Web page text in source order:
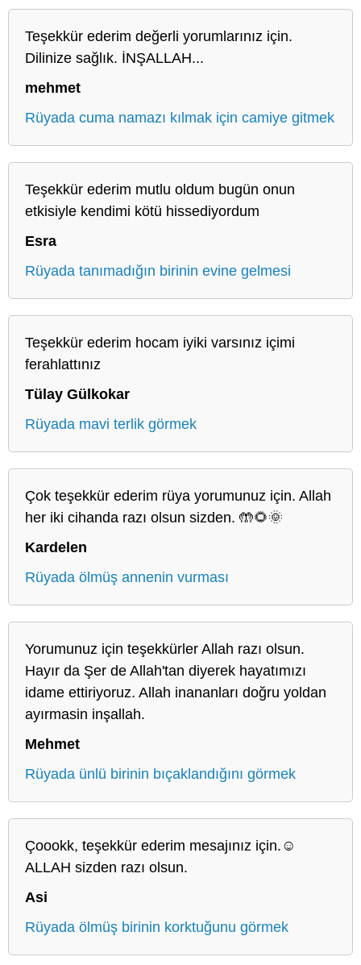
Teşekkür ederim değerli yorumlarınız için.
Dilinize sağlık. İNŞALLAH...
mehmet
Rüyada cuma namazı kılmak için camiye gitmek
Teşekkür ederim mutlu oldum bugün onun
etkisiyle kendimi kötü hissediyordum
Esra
Rüyada tanımadığın birinin evine gelmesi
Teşekkür ederim hocam iyiki varsınız içimi
ferahlattınız
Tülay Gülkokar
Rüyada mavi terlik görmek
Çok teşekkür ederim rüya yorumunuz için. Allah
her iki cihanda razı olsun sizden. 🤲🌻🌞
Kardelen
Rüyada ölmüş annenin vurması
Yorumunuz için teşekkürler Allah razı olsun.
Hayır da Şer de Allah'tan diyerek hayatımızı
idame ettiriyoruz. Allah inananları doğru yoldan
ayırmasin inşallah.
Mehmet
Rüyada ünlü birinin bıçaklandığını görmek
Çoookk, teşekkür ederim mesajınız için.☺️
ALLAH sizden razı olsun.
Asi
Rüyada ölmüş birinin korktuğunu görmek